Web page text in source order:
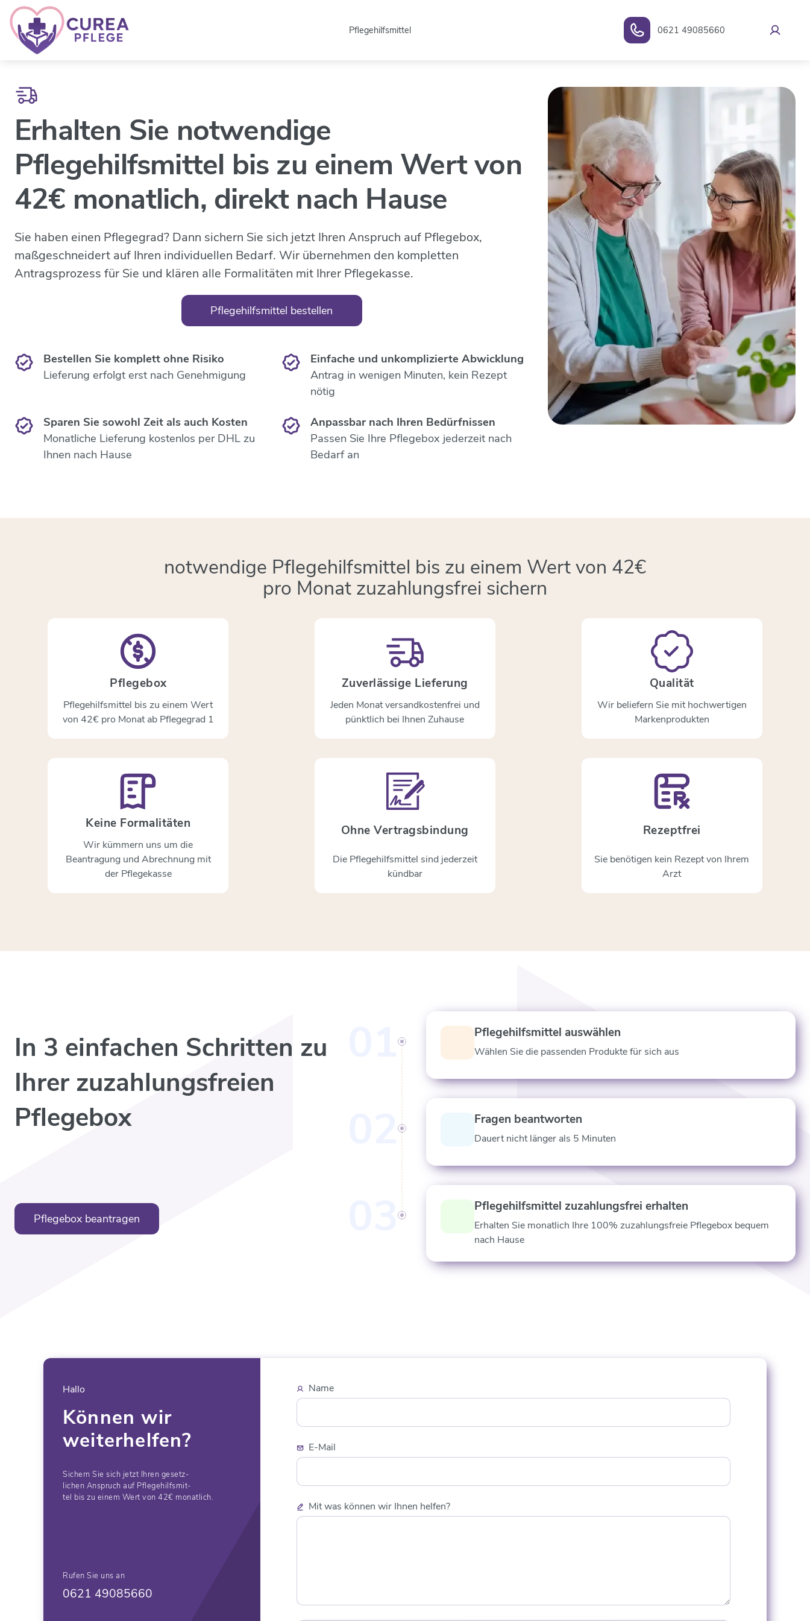
Pflegehilfsmittel 0621 49085660
Erhalten Sie notwendige
Pflegehilfsmittel bis zu einem Wert von
42€ monatlich, direkt nach Hause
Sie haben einen Pflegegrad? Dann sichern Sie sich jetzt Ihren Anspruch auf Pflegebox,
maßgeschneidert auf Ihren individuellen Bedarf. Wir übernehmen den kompletten
Antragsprozess für Sie und klären alle Formalitäten mit Ihrer Pflegekasse.
Pflegehilfsmittel bestellen
Bestellen Sie komplett ohne Risiko
Lieferung erfolgt erst nach Genehmigung
Einfache und unkomplizierte Abwicklung
Antrag in wenigen Minuten, kein Rezept
nötig
Sparen Sie sowohl Zeit als auch Kosten
Monatliche Lieferung kostenlos per DHL zu
Ihnen nach Hause
Anpassbar nach Ihren Bedürfnissen
Passen Sie Ihre Pflegebox jederzeit nach
Bedarf an
notwendige Pflegehilfsmittel bis zu einem Wert von 42€
pro Monat zuzahlungsfrei sichern
Pflegebox
Pflegehilfsmittel bis zu einem Wert
von 42€ pro Monat ab Pflegegrad 1
Zuverlässige Lieferung
Jeden Monat versandkostenfrei und
pünktlich bei Ihnen Zuhause
Qualität
Wir beliefern Sie mit hochwertigen
Markenprodukten
Keine Formalitäten
Wir kümmern uns um die
Beantragung und Abrechnung mit
der Pflegekasse
Ohne Vertragsbindung
Die Pflegehilfsmittel sind jederzeit
kündbar
Rezeptfrei
Sie benötigen kein Rezept von Ihrem
Arzt
In 3 einfachen Schritten zu
Ihrer zuzahlungsfreien
Pflegebox
Pflegebox beantragen
01 Pflegehilfsmittel auswählen
Wählen Sie die passenden Produkte für sich aus
02 Fragen beantworten
Dauert nicht länger als 5 Minuten
03 Pflegehilfsmittel zuzahlungsfrei erhalten
Erhalten Sie monatlich Ihre 100% zuzahlungsfreie Pflegebox bequem
nach Hause
Hallo
Können wir
weiterhelfen?
Sichern Sie sich jetzt Ihren gesetz-
lichen Anspruch auf Pflegehilfsmit-
tel bis zu einem Wert von 42€ monatlich.
Rufen Sie uns an
0621 49085660
Name
E-Mail
Mit was können wir Ihnen helfen?